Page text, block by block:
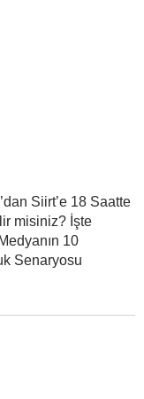
Siirt’e 18 Saatte
misiniz? İşte
10
Senaryosu